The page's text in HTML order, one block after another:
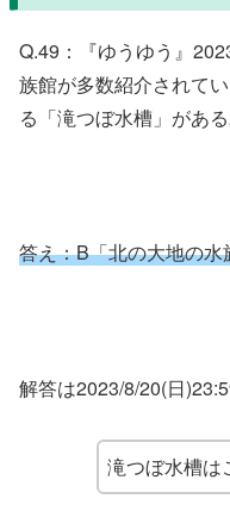
Q.49：『ゆうゆう』
族館が多数紹介されて
る「滝つぼ水槽」があ
答え：B「北の大地の水
解答は2023/8/20(日
滝つぼ水槽は